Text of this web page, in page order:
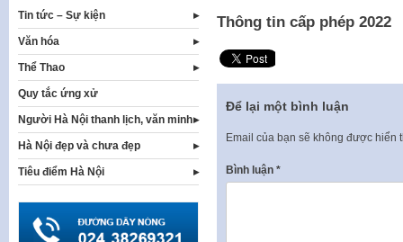
Thông tin cấp phép 2022
Để lại một bình luận
Email của bạn sẽ không được hiển
Bình luận *
Tin tức – Sự kiện
Văn hóa
Thể Thao
Quy tắc ứng xử
Người Hà Nội thanh lịch, văn minh
Hà Nội đẹp và chưa đẹp
Tiêu điểm Hà Nội